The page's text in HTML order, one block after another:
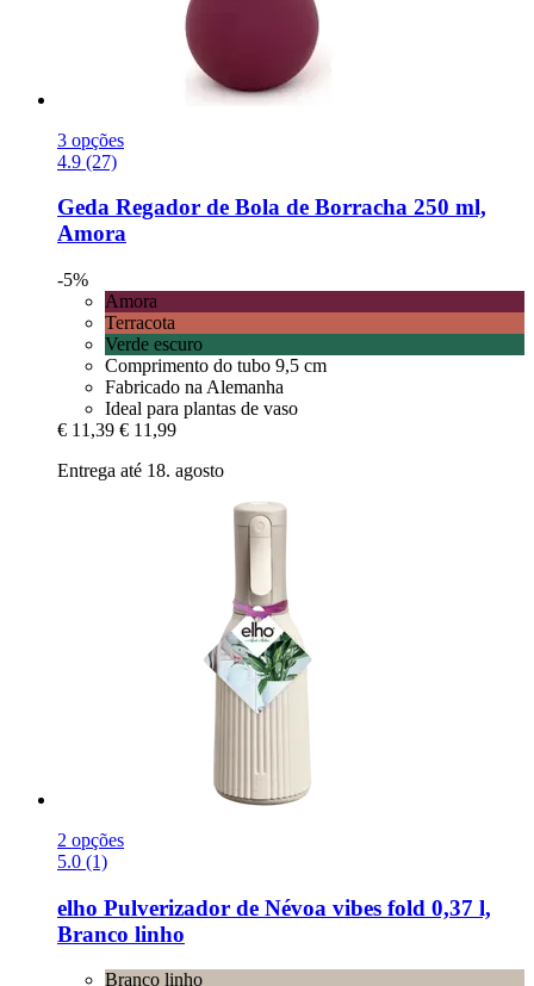
3 opções
4.9 (27)
Geda Regador de Bola de Borracha 250 ml,
Amora
-5%
Amora
Terracota
Verde escuro
Comprimento do tubo 9,5 cm
Fabricado na Alemanha
Ideal para plantas de vaso
€ 11,39 € 11,99
Entrega até 18. agosto
2 opções
5.0 (1)
elho Pulverizador de Névoa vibes fold 0,37 l,
Branco linho
Branco linho